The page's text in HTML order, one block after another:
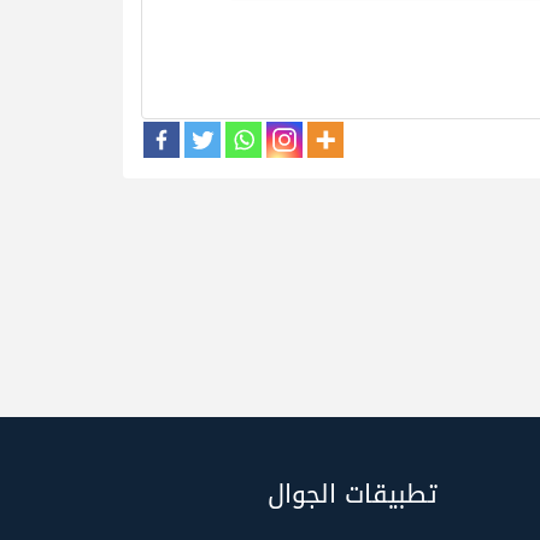
تطبيقات الجوال